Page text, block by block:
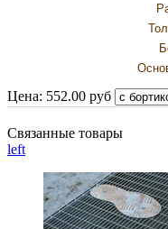
Цена: 552.00 руб
Связанные товары
left